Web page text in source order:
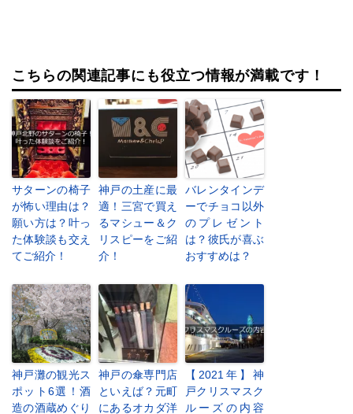
こちらの関連記事にも役立つ情報が満載です！
サターンの椅子
が怖い理由は？
願い方は？叶っ
た体験談も交え
てご紹介！
神戸の土産に最
適！三宮で買え
るマシュー＆ク
リスピーをご紹
介！
バレンタインデ
ーでチョコ以外
のプレゼント
は？彼氏が喜ぶ
おすすめは？
神戸灘の観光ス
ポット6選！酒
造の酒蔵めぐり
神戸の傘専門店
といえば？元町
にあるオカダ洋
【2021年】神
戸クリスマスク
ルーズの内容